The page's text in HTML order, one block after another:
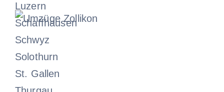
Juni 13, 2024
Umzüge
Zollikon
Luzern
Schaffhausen
Schwyz
Solothurn
St. Gallen